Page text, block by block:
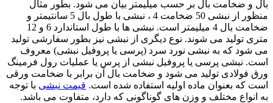
بال و ضخامت بال بر حسب میلیمتر بیان می شود. بطور مثال
منظور از نبشی 50 ضخامت 4 ، نبشی با طول بال 5 سانتیمتر و
ضخامت بال 4 میلیمتر است. نبشی ها با طول استاندارد 6 و 12
متری تولید می شوند. نوع دیگری از نبشی نیز بطور سفارشی تولید
می شود که به نبشی نورد سرد (پرسی یا پروفیل نبشی) معروف
است. نبشی پرسی یا پروفیل نبشی از پرس یا عملیات رول فرمینگ
ورق فولادی تولید می شود و ضخامت بال آن برابر با ضخامت ورقی
است که بعنوان ماده اولیه استفاده شده است. قیمت نبشی با توجه
به انواع مختلف و وزن های گوناگونی که دارد، متفاوت می باشد.